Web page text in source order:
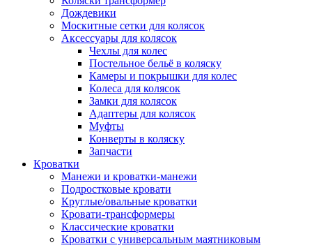
Дождевики
Москитные сетки для колясок
Аксессуары для колясок
Чехлы для колес
Постельное бельё в коляску
Камеры и покрышки для колес
Колеса для колясок
Замки для колясок
Адаптеры для колясок
Муфты
Конверты в коляску
Запчасти
Кроватки
Манежи и кроватки-манежи
Подростковые кровати
Круглые/овальные кроватки
Кровати-трансформеры
Классические кроватки
Кроватки с универсальным маятниковым